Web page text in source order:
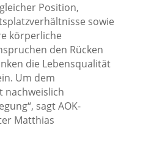
Position,
sowie
körperliche
den Rücken
die Lebensqualität
Um dem
nachweislich
sagt AOK-
Matthias